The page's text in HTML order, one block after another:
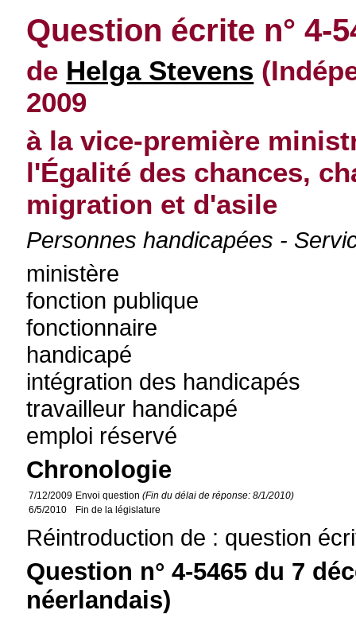
Question écrite n° 4-
de Helga Stevens
2009
à la vice-première
l'Égalité des chances,
migration et d'asile
Personnes handicapées -
ministère
fonction publique
fonctionnaire
handicapé
intégration des handicapés
travailleur handicapé
emploi réservé
Chronologie
7/12/2009 Envoi question(Fin du délai de réponse: 8/1/2010)
6/5/2010
Fin de la législature
Réintroduction de : question
Question n° 4-5465 du 7
néerlandais)